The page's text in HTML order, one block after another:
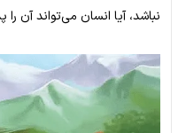
نباشد، آیا انسان می‌تواند آن را